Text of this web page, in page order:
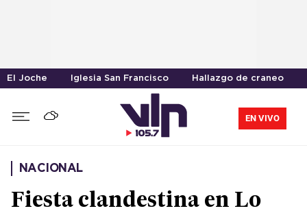
El Joche Iglesia San Francisco Hallazgo de craneo
EN VIVO
NACIONAL
Fiesta clandestina en Lo